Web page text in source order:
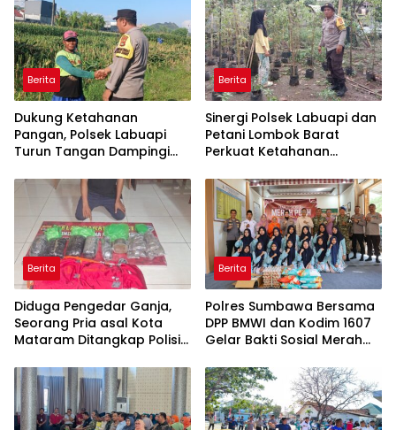
Berita
Dukung Ketahanan
Pangan, Polsek Labuapi
Turun Tangan Dampingi
Bongkot
Berita
Sinergi Polsek Labuapi dan
Petani Lombok Barat
Perkuat Ketahanan
Berita
Diduga Pengedar Ganja,
Seorang Pria asal Kota
Mataram Ditangkap Polisi
Berita
Polres Sumbawa Bersama
DPP BMWI dan Kodim 1607
Gelar Bakti Sosial Merah
Hidayatullah